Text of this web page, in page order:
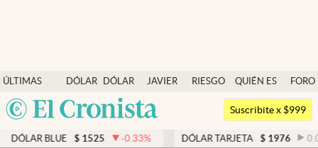
ÚLTIMAS
NOTICIAS
DÓLAR
DÓLAR
BLUE
JAVIER
RIESGO
QUIÉN ES
QUIÉN
FORO
Argentina
Dólar
Members
Economía y Política
Suscribite x $999
BLUE $ 1525 -0.33% DÓLAR TARJETA $ 1976 0.00%